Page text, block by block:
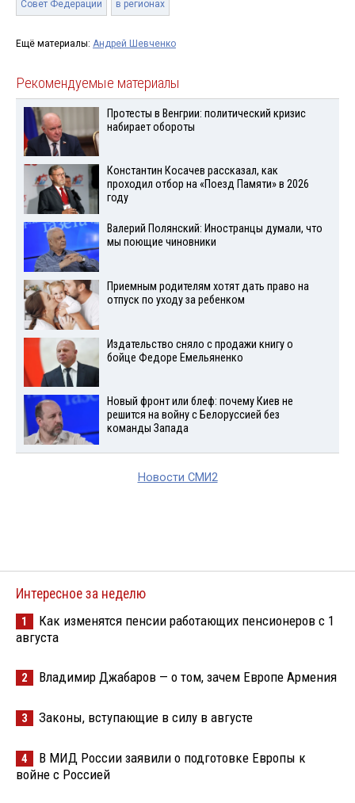
Совет Федерации в регионах
Ещё материалы: Андрей Шевченко
Рекомендуемые материалы
Протесты в Венгрии: политический кризис
набирает обороты
Константин Косачев рассказал, как
проходил отбор на «Поезд Памяти» в 2026
году
Валерий Полянский: Иностранцы думали, что
мы поющие чиновники
Приемным родителям хотят дать право на
отпуск по уходу за ребенком
Издательство сняло с продажи книгу о
бойце Федоре Емельяненко
Новый фронт или блеф: почему Киев не
решится на войну с Белоруссией без
команды Запада
Новости СМИ2
Интересное за неделю
1
Как изменятся пенсии работающих пенсионеров с 1
августа
2 Владимир Джабаров — о том, зачем Европе Армения
3 Законы, вступающие в силу в августе
4
В МИД России заявили о подготовке Европы к
войне с Россией